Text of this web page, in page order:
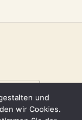
und
wir Cookies.